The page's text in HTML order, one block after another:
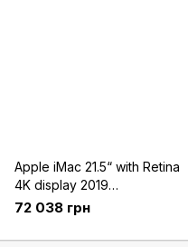
Apple iMac 21.5“ with Retina
4K display 2019
(Z0VX000RB)
72 038 грн